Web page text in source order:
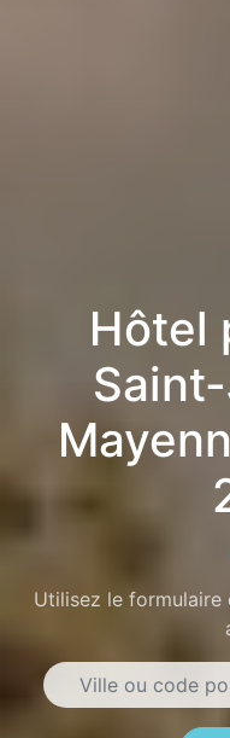
Hôtel
Utilisez le formulaire